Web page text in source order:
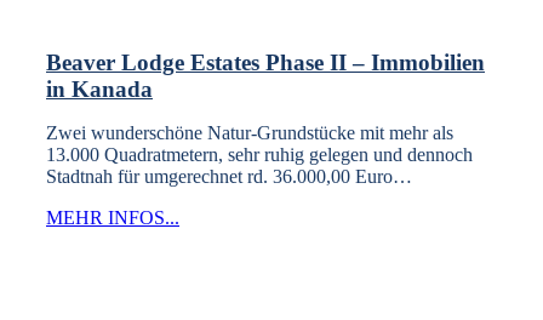
Beaver Lodge Estates Phase II – Immobilien
in Kanada
Zwei wunderschöne Natur-Grundstücke mit mehr als
13.000 Quadratmetern, sehr ruhig gelegen und dennoch
Stadtnah für umgerechnet rd. 36.000,00 Euro…
MEHR INFOS...